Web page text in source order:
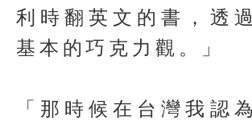
利時翻英文的書，透
基本的巧克力觀。」
「那時候在台灣我認